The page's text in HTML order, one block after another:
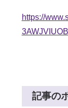
https://
記事の